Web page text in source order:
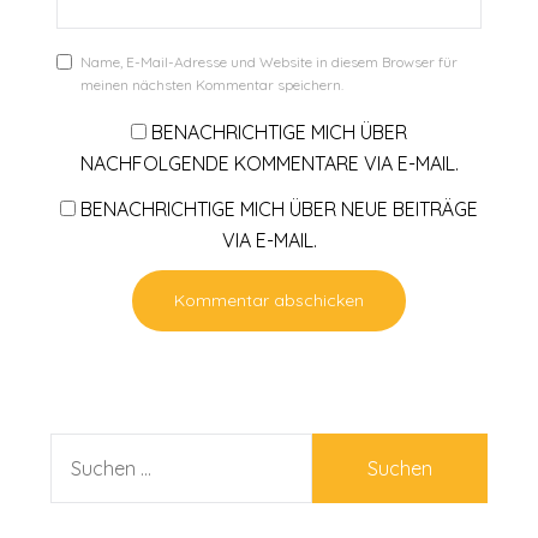
Name, E-Mail-Adresse und Website in diesem Browser für
meinen nächsten Kommentar speichern.
BENACHRICHTIGE MICH ÜBER
NACHFOLGENDE KOMMENTARE VIA E-MAIL.
BENACHRICHTIGE MICH ÜBER NEUE BEITRÄGE
VIA E-MAIL.
NACH: